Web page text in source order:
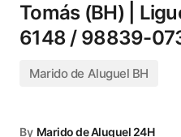
Tomás (BH) |
6148 / 98839-
Marido de Aluguel BH
By Marido de Aluguel 24H